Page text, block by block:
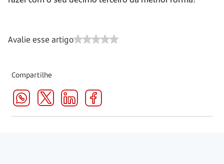
Avalie esse artigo
Compartilhe